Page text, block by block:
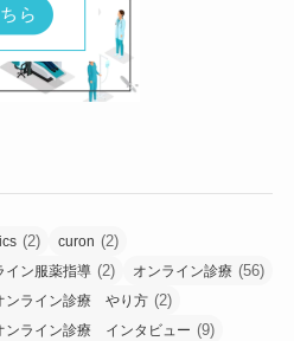
(2) curon (2)
イン服薬指導 (2) オンライン診療 (56)
ンライン診療 やり方 (2)
ンライン診療 インタビュー (9)